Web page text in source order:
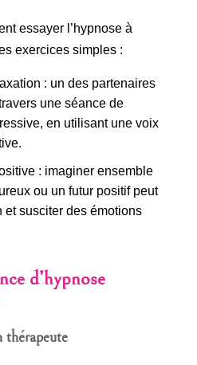
essayer l’hypnose à
exercices simples :
: un des partenaires
une séance de
en utilisant une voix
: imaginer ensemble
ou un futur positif peut
et susciter des émotions
d’hypnose
thérapeute